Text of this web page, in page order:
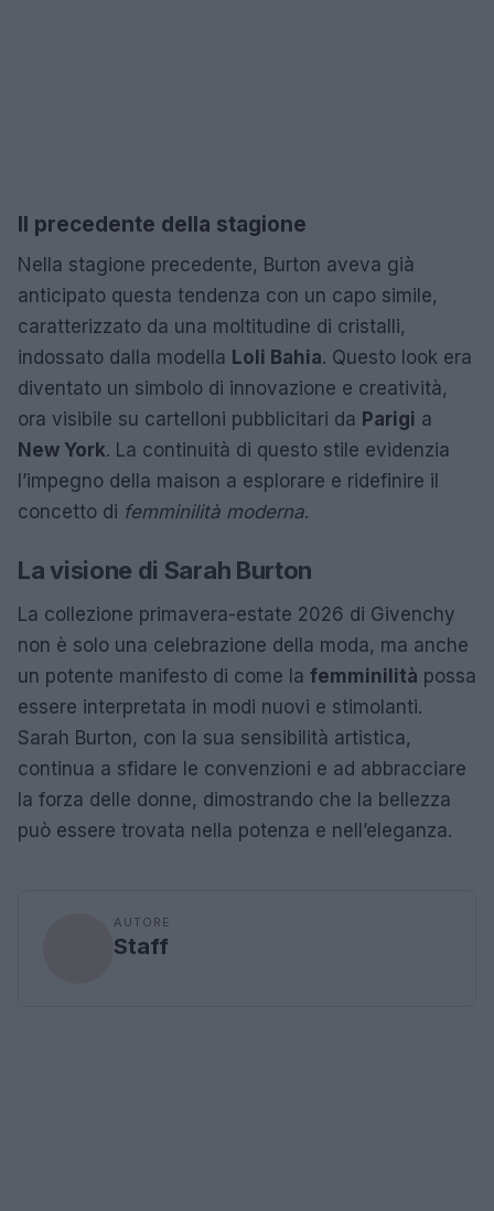
Il precedente della stagione
Nella stagione precedente, Burton aveva già
anticipato questa tendenza con un capo simile,
caratterizzato da una moltitudine di cristalli,
indossato dalla modella Loli Bahia. Questo look era
diventato un simbolo di innovazione e creatività,
ora visibile su cartelloni pubblicitari da Parigi a
New York. La continuità di questo stile evidenzia
l’impegno della maison a esplorare e ridefinire il
concetto di femminilità moderna.
La visione di Sarah Burton
La collezione primavera-estate 2026 di Givenchy
non è solo una celebrazione della moda, ma anche
un potente manifesto di come la femminilità possa
essere interpretata in modi nuovi e stimolanti.
Sarah Burton, con la sua sensibilità artistica,
continua a sfidare le convenzioni e ad abbracciare
la forza delle donne, dimostrando che la bellezza
può essere trovata nella potenza e nell’eleganza.
AUTORE
Staff